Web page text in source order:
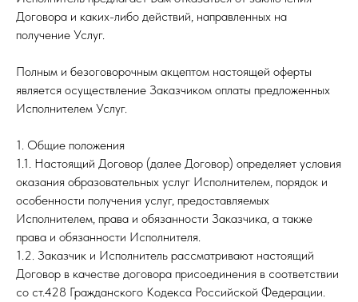
Договора и каких-либо действий, направленных на
получение Услуг.
Полным и безоговорочным акцептом настоящей оферты
является осуществление Заказчиком оплаты предложенных
Исполнителем Услуг.
1. Общие положения
1.1. Настоящий Договор (далее Договор) определяет условия
оказания образовательных услуг Исполнителем, порядок и
особенности получения услуг, предоставляемых
Исполнителем, права и обязанности Заказчика, а также
права и обязанности Исполнителя.
1.2. Заказчик и Исполнитель рассматривают настоящий
Договор в качестве договора присоединения в соответствии
со ст.428 Гражданского Кодекса Российской Федерации.